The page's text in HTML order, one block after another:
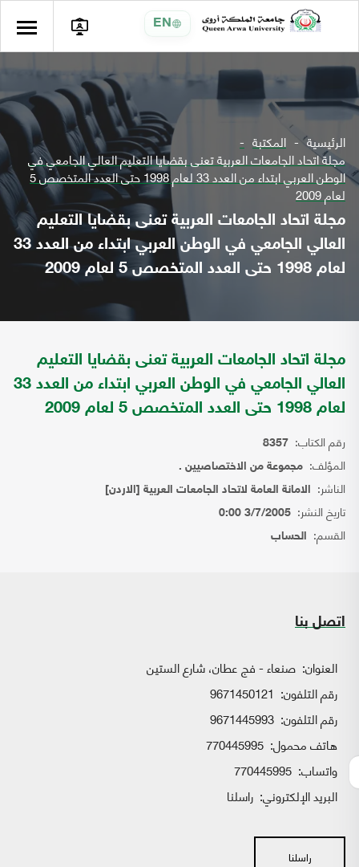
EN
الرئيسية المكتبة
مجلة اتحاد الجامعات العربية تعنى بقضايا التعليم العالي الجامعي في
الوطن العربي ابتداء من العدد 33 لعام 1998 حتى العدد المتخصص 5
لعام 2009
مجلة اتحاد الجامعات العربية تعنى بقضايا التعليم
العالي الجامعي في الوطن العربي ابتداء من العدد 33
لعام 1998 حتى العدد المتخصص 5 لعام 2009
مجلة اتحاد الجامعات العربية تعنى بقضايا التعليم
العالي الجامعي في الوطن العربي ابتداء من العدد 33
لعام 1998 حتى العدد المتخصص 5 لعام 2009
رقم الكتاب: 8357
المؤلف: مجموعة من الاختصاصيين .
الناشر: الامانة العامة لاتحاد الجامعات العربية [الاردن]
تاريخ النشر: 3/7/2005 0:00
القسم: الحساب
اتصل بنا
العنوان: صنعاء - فج عطان، شارع الستين
رقم التلفون: 9671450121
رقم التلفون: 9671445993
هاتف محمول: 770445995
واتساب:
البريد الإلكتروني: راسلنا
راسلنا